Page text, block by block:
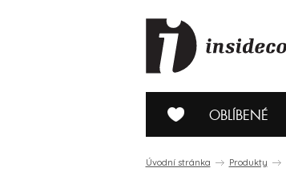
OBLÍBENÉ
Úvodní stránka Produkty